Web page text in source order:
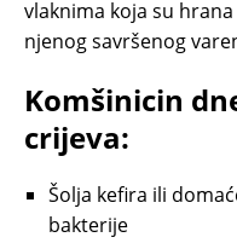
vlaknima koja su
njenog savršenog
Komšinicin
crijeva:
Šolja kefira ili
bakterije